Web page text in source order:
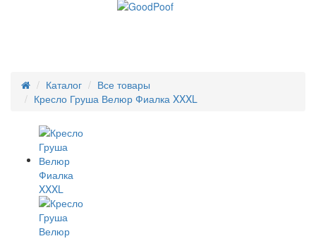
Каталог
Все товары
Кресло Груша Велюр Фиалка XXXL